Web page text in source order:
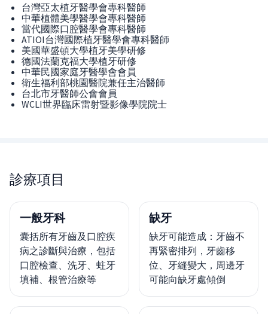
台灣亞太植牙醫學會專科醫師
中華植體美學醫學會專科醫師
當代國際口腔醫學會專科醫師
ATIOI台灣國際植牙醫學會專科醫師
美國華盛頓大學植牙美學研修
德國法蘭克福大學植牙研修
中華民國家庭牙醫學會會員
衛生福利部桃園醫院兼任主治醫師
台北市牙醫師公會會員
WCLI世界臨床雷射暨影像學院院士
診療項目
一般牙科
囊括所有牙齒及口腔疾
病之診斷與治療，包括
口腔檢查、洗牙、蛀牙
填補、根管治療等
缺牙
缺牙可能造成：牙齒不
再緊密排列，牙齒移
位、牙縫變大，周邊牙
可能向缺牙處傾倒